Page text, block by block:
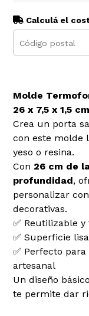
Calculá el
Molde
26 x 7,5 x 1,5 cm
Crea un porta
con este molde
yeso o resina.
Con 26 cm de
profundidad,
personalizar
decorativas.
✅ Reutilizable
✅ Superficie
✅ Perfecto
artesanal
Un diseño
te permite dar